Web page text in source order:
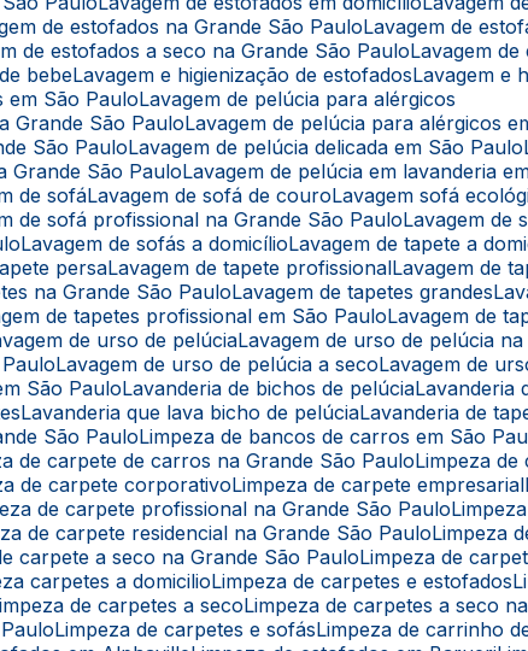
de estofados na Grande São Paulo Lavagem de
de estofados a seco na Grande São Paulo Lavagem
bebe Lavagem e higienização de estofados Lavagem
em São Paulo Lavagem de pelúcia para alérgicos
Grande São Paulo Lavagem de pelúcia para alérgicos
São Paulo Lavagem de pelúcia delicada em São Paulo
Grande São Paulo Lavagem de pelúcia em lavanderia
de sofá Lavagem de sofá de couro Lavagem sofá
de sofá profissional na Grande São Paulo Lavagem de
Lavagem de sofás a domicílio Lavagem de tapete a
persa Lavagem de tapete profissional Lavagem de
na Grande São Paulo Lavagem de tapetes grandes
de tapetes profissional em São Paulo Lavagem de
de urso de pelúcia Lavagem de urso de pelúcia
Lavagem de urso de pelúcia a seco Lavagem de
São Paulo Lavanderia de bichos de pelúcia Lavanderia
Lavanderia que lava bicho de pelúcia Lavanderia de
São Paulo Limpeza de bancos de carros em São
de carpete de carros na Grande São Paulo Limpeza
de carpete corporativo Limpeza de carpete empresarial
de carpete profissional na Grande São Paulo
de carpete residencial na Grande São Paulo Limpeza
carpete a seco na Grande São Paulo Limpeza de
carpetes a domicilio Limpeza de carpetes e estofados
Limpeza de carpetes a seco Limpeza de carpetes a seco
Limpeza de carpetes e sofás Limpeza de carrinho